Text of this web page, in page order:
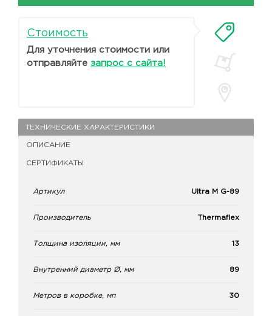
Стоимость
Для уточнения стоимости или
отправляйте запрос с сайта!
ТЕХНИЧЕСКИЕ ХАРАКТЕРИСТИКИ
ОПИСАНИЕ
СЕРТИФИКАТЫ
Артикул Ultra M G-89
Производитель Thermaflex
Толщина изоляции, мм 13
Внутренний диаметр Ø, мм 89
Метров в коробке, мп 30